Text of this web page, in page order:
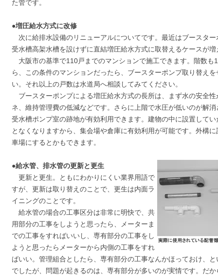
た管です。
●増圧給水方式に改修
次に給排水設備のリニューアルについてです。最近はブースター
受水槽高架水槽を設けずに直結増圧給水方式に取替えるケースが
大阪市の基準で110戸までのマンションで施工できます。階数も
ら、この条件のマンションだったら、ブースターポンプ取り替え
い。それ以上の戸数は水道局へ相談してみてください。
ブースターポンプによる増圧給水方式の長所は、まず水の安全性
ネ、維持管理費の低減などです。さらに上階で水圧が低いのが解
受水槽ポンプ室の跡地が有効利用できます。建物の中に設置して
となくなりますから、集会場や倉庫に有効利用が可能です。外構
車場にするとかもできます。
●給水管、排水管の更新と更生
更新と更生。ともにわかりにくい業界用語で
すが、更新は取り替えのことで、更生は内面ラ
イニングのことです。
給水管の場合の工事区分は非常に明快で、共
用部分の工事をしようと思ったら、メーターま
での工事をすればいいし、専有部分の工事をし
ようと思ったらメーターから内側の工事をすれ
ばいい。管理組合としたら、専有部分の工事なんかほっておけ、
でしたが、問題が起きるのは、専有部分が多いのが実情です。だ